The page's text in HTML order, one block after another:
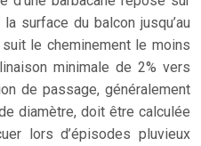
surface du balcon jusqu’au
le cheminement le moins
minimale de 2% vers
de passage, généralement
diamètre, doit être calculée
lors d’épisodes pluvieux